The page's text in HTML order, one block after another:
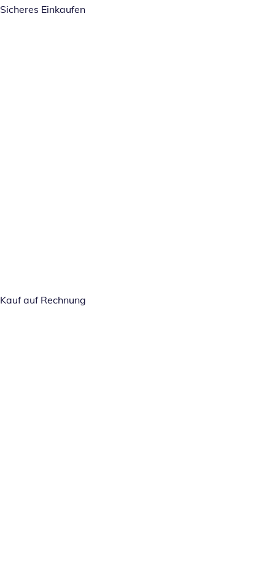
Sicheres Einkaufen
Kauf auf Rechnung